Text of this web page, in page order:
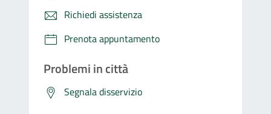
Richiedi assistenza
Prenota appuntamento
Problemi in città
Segnala disservizio